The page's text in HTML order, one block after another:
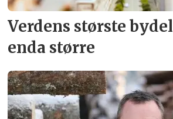
Verdens største bydel
enda større